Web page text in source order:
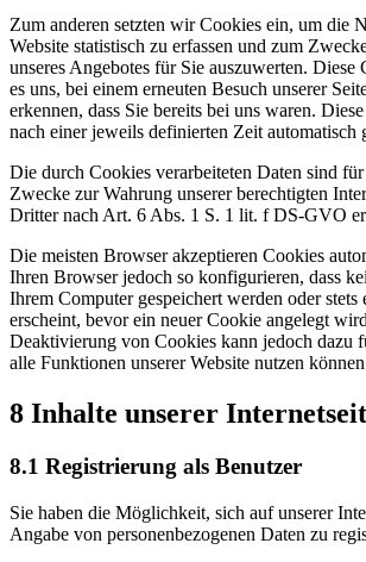
Zum anderen setzten wir Cookies ein, um die
Website statistisch zu erfassen und zum
unseres Angebotes für Sie auszuwerten. Diese
es uns, bei einem erneuten Besuch unserer
erkennen, dass Sie bereits bei uns waren.
nach einer jeweils definierten Zeit automatisch
Die durch Cookies verarbeiteten Daten sind für
Zwecke zur Wahrung unserer berechtigten
Dritter nach Art. 6 Abs. 1 S. 1 lit. f DS-GVO
Die meisten Browser akzeptieren Cookies
Ihren Browser jedoch so konfigurieren, dass
Ihrem Computer gespeichert werden oder
erscheint, bevor ein neuer Cookie angelegt
Deaktivierung von Cookies kann jedoch dazu
alle Funktionen unserer Website nutzen
8 Inhalte unserer
8.1 Registrierung als Benutzer
Sie haben die Möglichkeit, sich auf unserer
Angabe von personenbezogenen Daten zu